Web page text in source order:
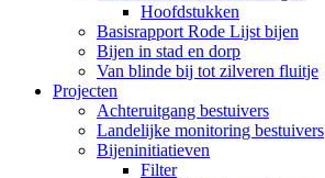
Hoofdstukken
Basisrapport Rode Lijst bijen
Bijen in stad en dorp
Van blinde bij tot zilveren fluitje
Projecten
Achteruitgang bestuivers
Landelijke monitoring bestuivers
Bijeninitiatieven
Filter